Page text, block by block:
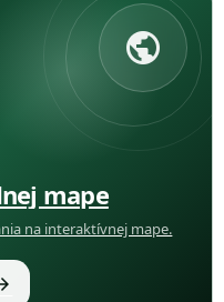
public
mape
na interaktívnej mape.